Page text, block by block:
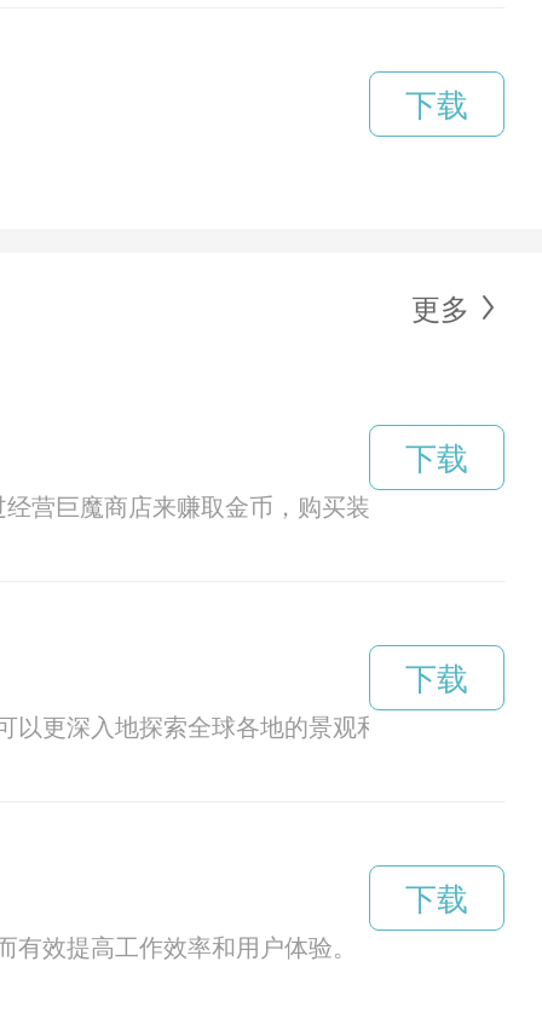
下载
更多
营巨魔商店来赚取金币，购买装备和魔法物
下载
更深入地探索全球各地的景观和文化。
下载
效提高工作效率和用户体验。
下载